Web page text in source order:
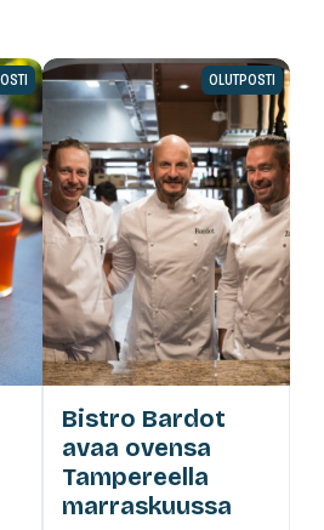
OLUTPOSTI
Bistro Bardot
avaa ovensa
Tampereella
marraskuussa